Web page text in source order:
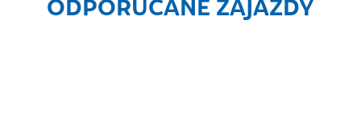
ODPORÚČANÉ ZÁJAZDY